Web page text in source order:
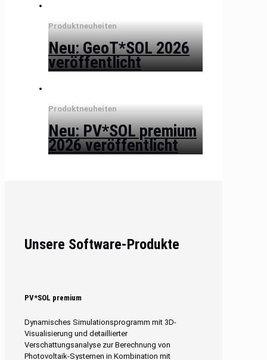
Produktneuheiten
Neu: GeoT*SOL 2026
veröffentlicht
Produktneuheiten
Neu: PV*SOL premium
2026 veröffentlicht
Unsere Software-Produkte
PV*SOL premium
Dynamisches Simulationsprogramm mit 3D-
Visualisierung und detaillierter
Verschattungsanalyse zur Berechnung von
Photovoltaik-Systemen in Kombination mit